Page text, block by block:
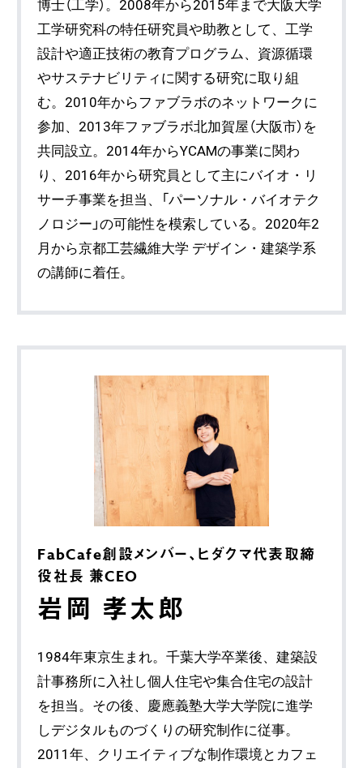
博士（工学）。2008年から2015年まで大阪大学
工学研究科の特任研究員や助教として、工学
設計や適正技術の教育プログラム、資源循環
やサステナビリティに関する研究に取り組
む。2010年からファブラボのネットワークに
参加、2013年ファブラボ北加賀屋（大阪市）を
共同設立。2014年からYCAMの事業に関わ
り、2016年から研究員として主にバイオ・リ
サーチ事業を担当、「パーソナル・バイオテク
ノロジー」の可能性を模索している。2020年2
月から京都工芸繊維大学 デザイン・建築学系
の講師に着任。
FabCafe創設メンバー、ヒダクマ代表取締
役社長 兼CEO
岩岡 孝太郎
1984年東京生まれ。千葉大学卒業後、建築設
計事務所に入社し個人住宅や集合住宅の設計
を担当。その後、慶應義塾大学大学院に進学
しデジタルものづくりの研究制作に従事。
2011年、クリエイティブな制作環境とカフェ